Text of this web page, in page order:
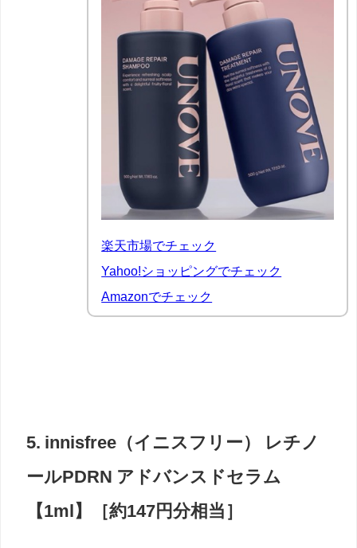
楽天市場でチェック
Yahoo!ショッピングでチェック
Amazonでチェック
5. innisfree（イニスフリー） レチノ
ールPDRN アドバンスドセラム
【1ml】［約147円分相当］